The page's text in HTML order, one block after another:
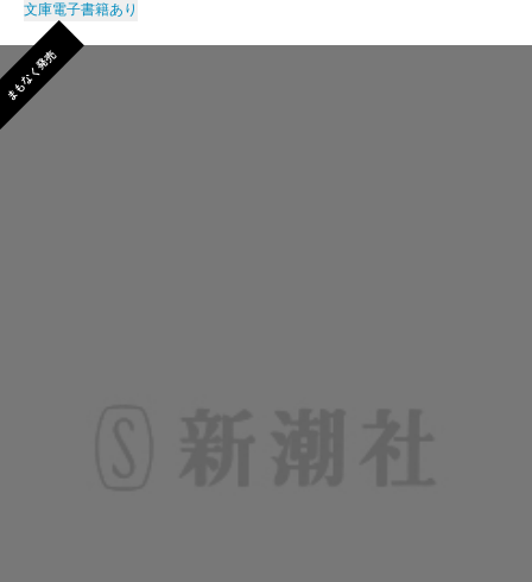
文庫電子書籍あり
まもなく発売